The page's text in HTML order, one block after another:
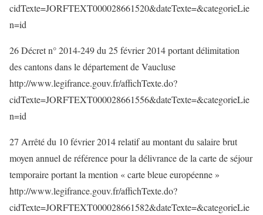
cidTexte=JORFTEXT000028661520&dateTexte=&categorieLie
n=id
26 Décret n° 2014-249 du 25 février 2014 portant délimitation
des cantons dans le département de Vaucluse
http://www.legifrance.gouv.fr/affichTexte.do?
cidTexte=JORFTEXT000028661556&dateTexte=&categorieLie
n=id
27 Arrêté du 10 février 2014 relatif au montant du salaire brut
moyen annuel de référence pour la délivrance de la carte de séjour
temporaire portant la mention « carte bleue européenne »
http://www.legifrance.gouv.fr/affichTexte.do?
cidTexte=JORFTEXT000028661582&dateTexte=&categorieLie